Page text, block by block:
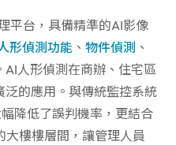
平台，具備精準的AI影像
形偵測功能 、 物件偵測 、
AI人形偵測在商辦、住宅區
的應用。與傳統監控系統
降低了誤判機率，更結合
大樓樓層間，讓管理人員